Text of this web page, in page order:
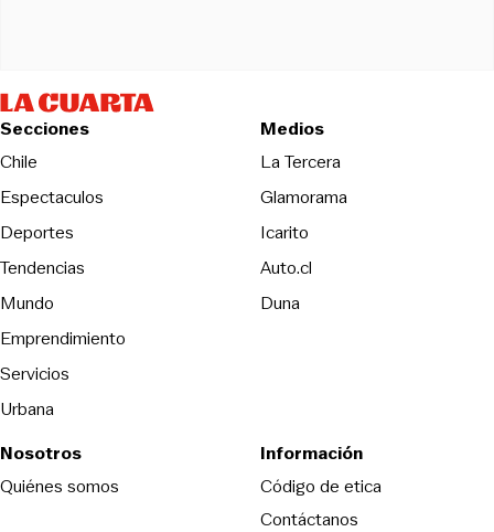
Secciones
Chile
Espectaculos
Deportes
Tendencias
Mundo
Emprendimiento
Servicios
Urbana
Medios
La TerceraOpens in new
Glamorama
Icarito
Auto.cl
DunaOpens in new window
Nosotros
Quiénes somos
Información
Código de eticaOpens in new
Contáctanos